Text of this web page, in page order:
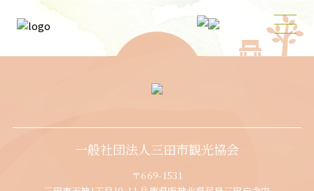
一般社団法人三田市観光協会
〒669-1531